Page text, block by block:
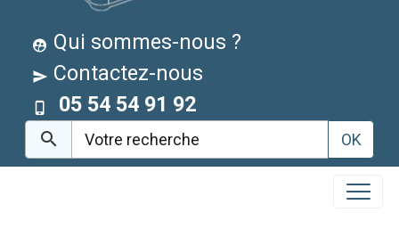
Qui sommes-nous ?
Contactez-nous
05 54 54 91 92
OK